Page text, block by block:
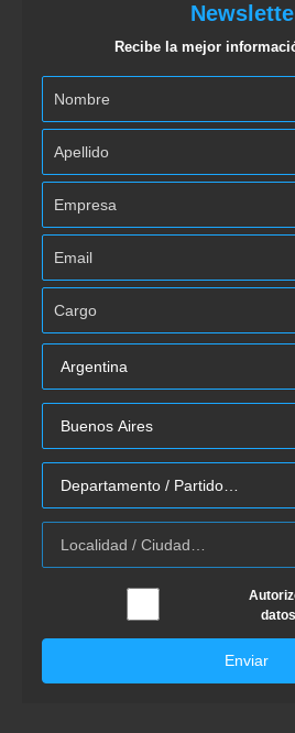
Recibe la mejor
Enviar